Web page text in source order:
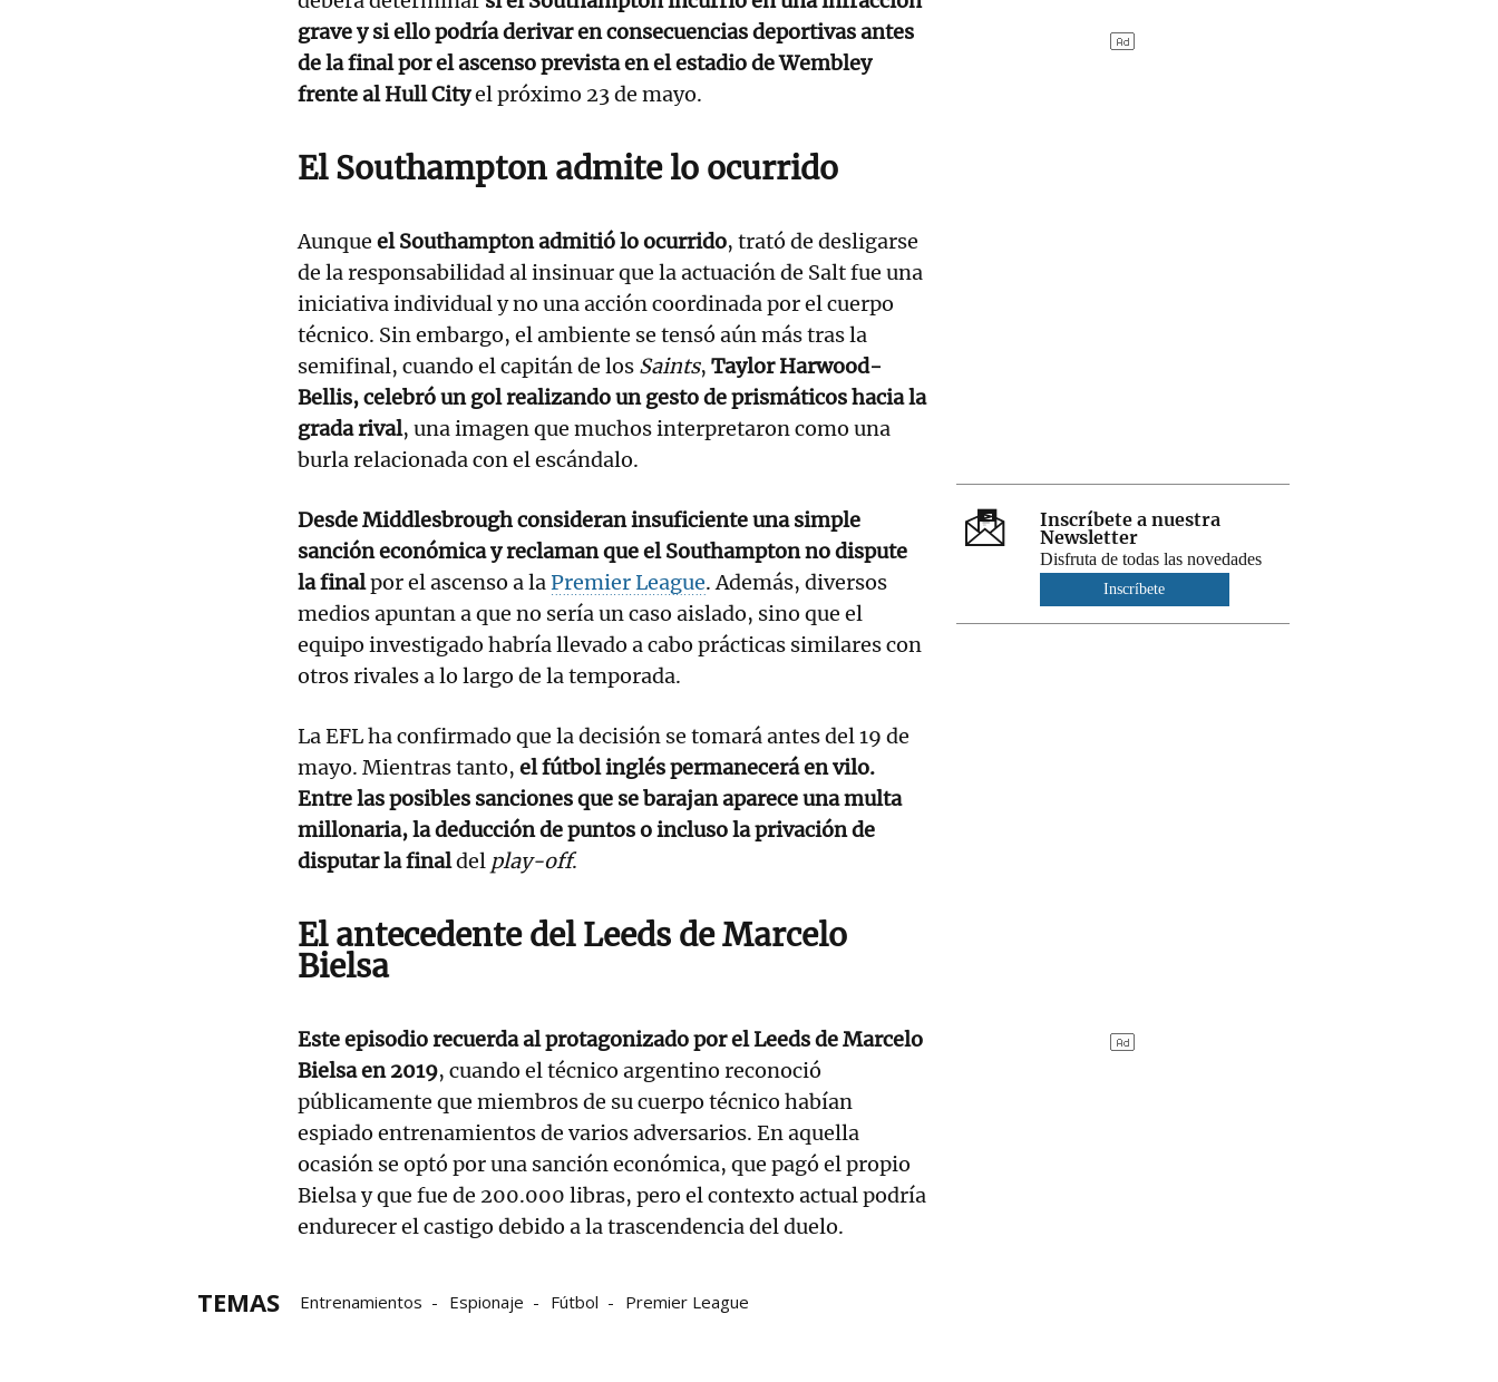
grave y si ello podría derivar en consecuencias deportivas antes
de la final por el ascenso prevista en el estadio de Wembley
frente al Hull Cityel próximo 23 de mayo.
El Southampton admite lo ocurrido
Aunque el Southampton admitió lo ocurrido, trató de desligarse
de la responsabilidad al insinuar que la actuación de Salt fue una
iniciativa individual y no una acción coordinada por el cuerpo
técnico. Sin embargo, el ambiente se tensó aún más tras la
semifinal, cuando el capitán de los Saints, Taylor Harwood-
Bellis, celebró un gol realizando un gesto de prismáticos hacia la
grada rival, una imagen que muchos interpretaron como una
burla relacionada con el escándalo.
Desde Middlesbrough consideran insuficiente una simple
sanción económica y reclaman que el Southampton no dispute
la finalpor el ascenso a laPremier League. Además, diversos
medios apuntan a que no sería un caso aislado, sino que el
equipo investigado habría llevado a cabo prácticas similares con
otros rivales a lo largo de la temporada.
La EFL ha confirmado que la decisión se tomará antes del 19 de
mayo. Mientras tanto, el fútbol inglés permanecerá en vilo.
Entre las posibles sanciones que se barajan aparece una multa
millonaria, la deducción de puntos o incluso la privación de
disputar la finaldel play-off.
El antecedente del Leeds de Marcelo
Bielsa
Este episodio recuerda al protagonizado por el Leeds de Marcelo
Bielsa en 2019, cuando el técnico argentino reconoció
públicamente que miembros de su cuerpo técnico habían
espiado entrenamientos de varios adversarios. En aquella
ocasión se optó por una sanción económica, que pagó el propio
Bielsa y que fue de 200.000 libras, pero el contexto actual podría
endurecer el castigo debido a la trascendencia del duelo.
TEMAS Entrenamientos Espionaje Fútbol Premier League
Inscríbete a nuestra
Newsletter
Disfruta de todas las novedades
Inscríbete